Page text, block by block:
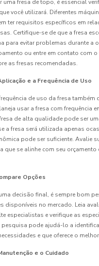
uma fresa de topo, é essencial
você utilizará. Diferentes
ter requisitos específicos em
Certifique-se de que a fresa
para evitar problemas durante a
ou entre em contato com
as fresas recomendadas.
e a Frequência de Uso
de uso da fresa também
usar a fresa com frequência
de alta qualidade pode ser
a fresa será utilizada apenas
pode ser suficiente. Avalie
que se alinhe com seu orçamento
Opções
decisão final, é sempre bom
disponíveis no mercado. Leia
especialistas e verifique as
pesquisa pode ajudá-lo a
e que oferece o
e o Cuidado